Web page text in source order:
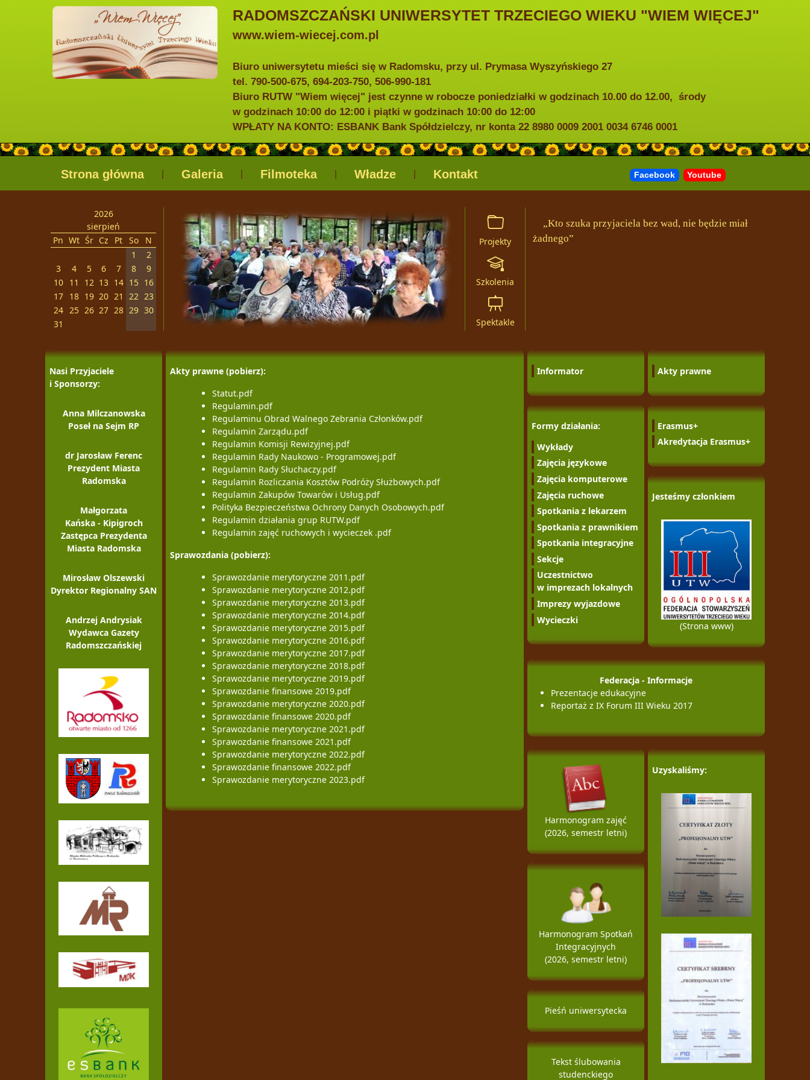
RADOMSZCZAŃSKI UNIWERSYTET TRZECIEGO WIEKU "WIEM WIĘCEJ"
www.wiem-wiecej.com.pl
Biuro uniwersytetu mieści się w Radomsku, przy ul. Prymasa Wyszyńskiego 27
tel. 790-500-675, 694-203-750, 506-990-181
Biuro RUTW "Wiem więcej" jest czynne w robocze poniedziałki w godzinach 10.00 do 12.00, środy
w godzinach 10:00 do 12:00 i piątki w godzinach 10:00 do 12:00
WPŁATY NA KONTO: ESBANK Bank Spółdzielczy, nr konta 22 8980 0009 2001 0034 6746 0001
Strona główna Galeria Filmoteka Władze Kontakt Facebook Youtube
2026
sierpień
Pn Wt Śr Cz Pt So
N
1
2
3
4 5 6 7 8
9
10
11 12 13 14 15 16
17
18 19 20 21 22 23
24
25 26 27 28 29 30
31
Projekty
Szkolenia
Spektakle
„Kto szuka przyjaciela bez wad, nie będzie miał
żadnego”
Nasi Przyjaciele
i Sponsorzy:
Anna Milczanowska
Poseł na Sejm RP
dr Jarosław Ferenc
Prezydent Miasta
Radomska
Małgorzata
Kańska - Kipigroch
Zastępca Prezydenta
Miasta Radomska
Mirosław Olszewski
Dyrektor Regionalny SAN
Andrzej Andrysiak
Wydawca Gazety
Radomszczańskiej
Akty prawne (pobierz):
Statut.pdf
Regulamin.pdf
Regulaminu Obrad Walnego Zebrania Członków.pdf
Regulamin Zarządu.pdf
Regulamin Komisji Rewizyjnej.pdf
Regulamin Rady Naukowo - Programowej.pdf
Regulamin Rady Słuchaczy.pdf
Regulamin Rozliczania Kosztów Podróży Służbowych.pdf
Regulamin Zakupów Towarów i Usług.pdf
Polityka Bezpieczeństwa Ochrony Danych Osobowych.pdf
Regulamin działania grup RUTW.pdf
Regulamin zajęć ruchowych i wycieczek .pdf
Sprawozdania (pobierz):
Sprawozdanie merytoryczne 2011.pdf
Sprawozdanie merytoryczne 2012.pdf
Sprawozdanie merytoryczne 2013.pdf
Sprawozdanie merytoryczne 2014.pdf
Sprawozdanie merytoryczne 2015.pdf
Sprawozdanie merytoryczne 2016.pdf
Sprawozdanie merytoryczne 2017.pdf
Sprawozdanie merytoryczne 2018.pdf
Sprawozdanie merytoryczne 2019.pdf
Sprawozdanie finansowe 2019.pdf
Sprawozdanie merytoryczne 2020.pdf
Sprawozdanie finansowe 2020.pdf
Sprawozdanie merytoryczne 2021.pdf
Sprawozdanie finansowe 2021.pdf
Sprawozdanie merytoryczne 2022.pdf
Sprawozdanie finansowe 2022.pdf
Sprawozdanie merytoryczne 2023.pdf
Informator
Formy działania:
Wykłady
Zajęcia językowe
Zajęcia komputerowe
Zajęcia ruchowe
Spotkania z lekarzem
Spotkania z prawnikiem
Spotkania integracyjne
Sekcje
Uczestnictwo
w imprezach lokalnych
Imprezy wyjazdowe
Wycieczki
Akty prawne
Erasmus+
Akredytacja Erasmus+
Jesteśmy członkiem
(Strona www)
Federacja - Informacje
Prezentacje edukacyjne
Reportaż z IX Forum III Wieku 2017
Harmonogram zajęć
(2026, semestr letni)
Harmonogram Spotkań
Integracyjnych
(2026, semestr letni)
Pieśń uniwersytecka
Tekst ślubowania
studenckiego
Uzyskaliśmy: